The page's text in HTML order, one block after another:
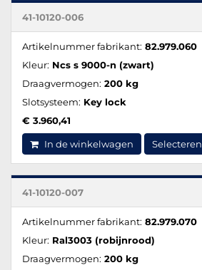
41-10120-006
Artikelnummer fabrikant: 82.979.060
Kleur: Ncs s 9000-n (zwart)
Draagvermogen: 200 kg
Slotsysteem: Key lock
€ 3.960,41
In de winkelwagen Selecteren
41-10120-007
Artikelnummer fabrikant: 82.979.070
Kleur: Ral3003 (robijnrood)
Draagvermogen: 200 kg